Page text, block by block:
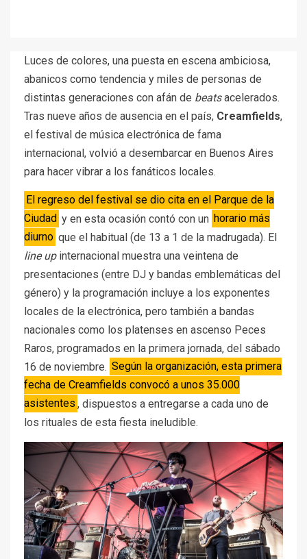
Luces de colores, una puesta en escena ambiciosa,
abanicos como tendencia y miles de personas de
distintas generaciones con afán de beatsacelerados.
Tras nueve años de ausencia en el país, Creamfields,
el festival de música electrónica de fama
internacional, volvió a desembarcar en Buenos Aires
para hacer vibrar a los fanáticos locales.
El regreso del festival se dio cita en el Parque de la
Ciudad y en esta ocasión contó con un horario más
diurno que el habitual (de 13 a 1 de la madrugada). El
line upinternacional muestra una veintena de
presentaciones (entre DJ y bandas emblemáticas del
género) y la programación incluye a los exponentes
locales de la electrónica, pero también a bandas
nacionales como los platenses en ascenso Peces
Raros, programados en la primera jornada, del sábado
16 de noviembre. Según la organización, esta primera
fecha de Creamfields convocó a unos 35.000
asistentes , dispuestos a entregarse a cada uno de
los rituales de esta fiesta ineludible.